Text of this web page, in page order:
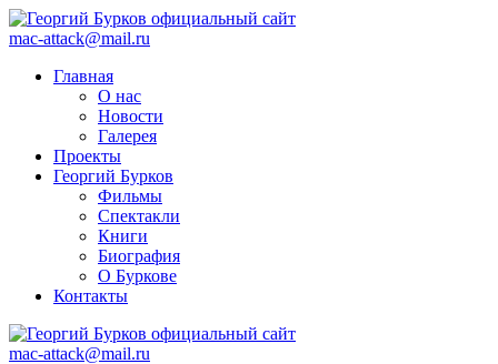
mac-attack@mail.ru
Главная
О нас
Новости
Галерея
Проекты
Георгий Бурков
Фильмы
Спектакли
Книги
Биография
О Буркове
Контакты
mac-attack@mail.ru